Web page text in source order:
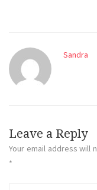
Sandra
Leave a Reply
Your email address will
*